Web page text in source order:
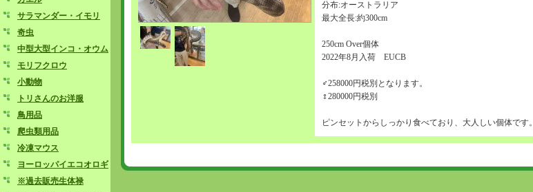
サラマンダー・イモリ
奇虫
中型大型インコ・オウム
モリフクロウ
小動物
トリさんのお洋服
鳥用品
爬虫類用品
冷凍マウス
ヨーロッパイエコオロギ
※過去販売生体禄
分布:オーストラリア
最大全長:約300cm
250cm Over個体
2022年8月入荷 EUCB
♂258000円税別となります。
♀280000円税別
ピンセットからしっかり食べており、大人しい個体です。